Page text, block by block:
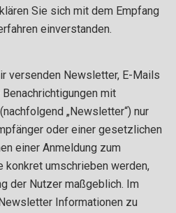
Sie sich mit dem Empfang
einverstanden.
versenden Newsletter, E-Mails
mit
„Newsletter“) nur
oder einer gesetzlichen
einer Anmeldung zum
umschrieben werden,
der Nutzer maßgeblich. Im
Informationen zu